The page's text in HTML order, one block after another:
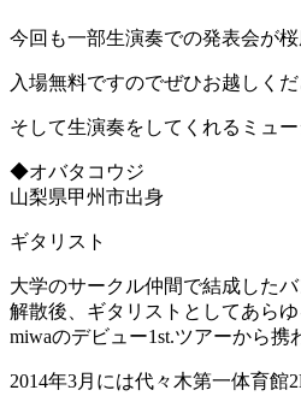
今回も一部生演奏での発表会が
入場無料ですのでぜひお越しくだ
そして生演奏をしてくれるミュ
◆オバタコウジ
山梨県甲州市出身
ギタリスト
大学のサークル仲間で結成した
解散後、ギタリストとしてあら
miwaのデビュー1st.ツアーから携
2014年3月には代々木第一体育館